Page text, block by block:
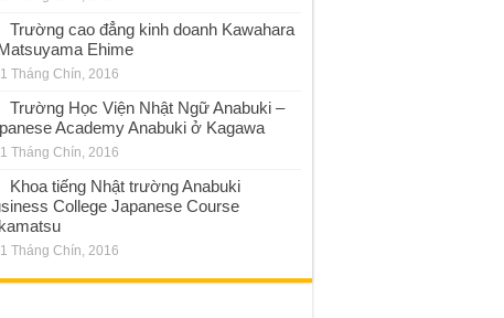
Trường cao đẳng kinh doanh Kawahara
Ehime
Tháng Chín, 2016
Trường Học Viện Nhật Ngữ Anabuki –
Academy Anabuki ở Kagawa
Tháng Chín, 2016
Khoa tiếng Nhật trường Anabuki
College Japanese Course
Tháng Chín, 2016